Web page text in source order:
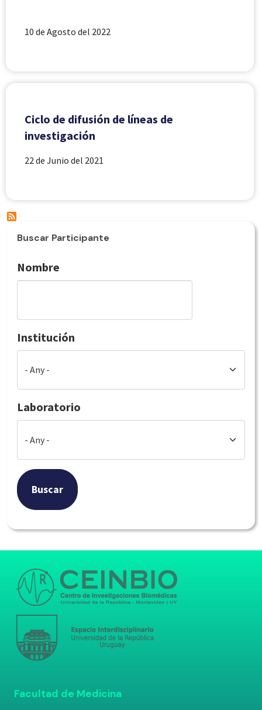
10 de Agosto del 2022
Ciclo de difusión de líneas de
investigación
22 de Junio del 2021
Buscar Participante
Nombre
Institución
Laboratorio
Buscar
Facultad de Medicina